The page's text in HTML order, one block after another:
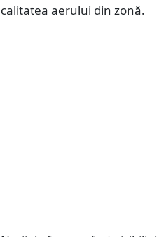
calitatea aerului din zonă.